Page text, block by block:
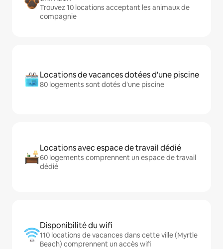
Trouvez 10 locations acceptant les animaux de
compagnie
Locations de vacances dotées d'une piscine
80 logements sont dotés d'une piscine
Locations avec espace de travail dédié
60 logements comprennent un espace de travail
dédié
Disponibilité du wifi
110 locations de vacances dans cette ville (Myrtle
Beach) comprennent un accès wifi